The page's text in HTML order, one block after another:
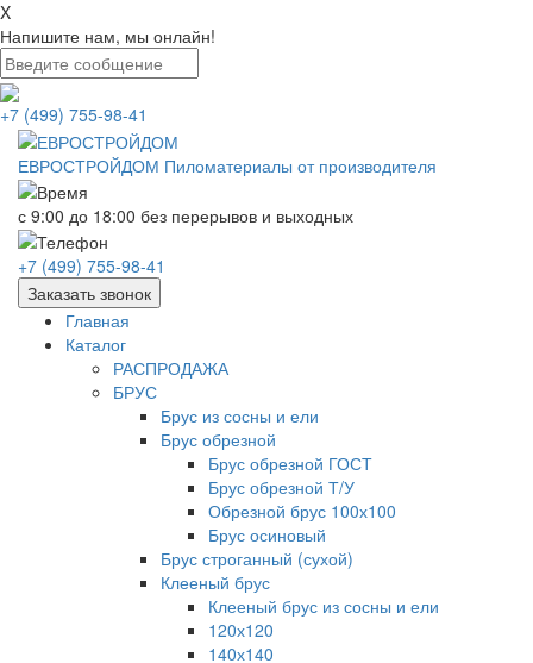
X
Напишите нам, мы онлайн!
+7 (499) 755-98-41
ЕВРОСТРОЙДОМ Пиломатериалы от производителя
с 9:00 до 18:00 без перерывов и выходных
+7 (499) 755-98-41
Заказать звонок
Главная
Каталог
РАСПРОДАЖА
БРУС
Брус из сосны и ели
Брус обрезной
Брус обрезной ГОСТ
Брус обрезной Т/У
Обрезной брус 100х100
Брус осиновый
Брус строганный (сухой)
Клееный брус
Клееный брус из сосны и ели
120х120
140х140